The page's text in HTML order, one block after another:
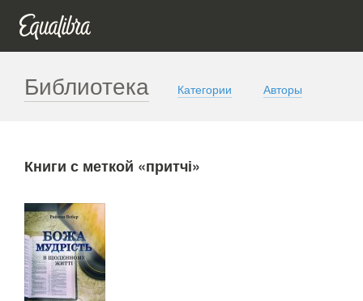
Библиотека Категории Авторы
Книги с меткой «притчі»